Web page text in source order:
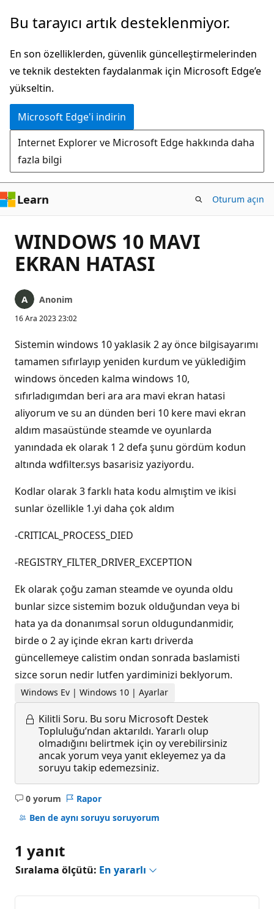
Ana
atla
Bu tarayıcı artık desteklenmiyor.
En son özelliklerden, güvenlik güncelleştirmelerinden
ve teknik destekten faydalanmak için Microsoft Edge’e
yükseltin.
Microsoft Edge'i indirin
Internet Explorer ve Microsoft Edge hakkında daha
fazla bilgi
Learn Oturum açın
WINDOWS 10 MAVI
EKRAN HATASI
Anonim
16 Ara 2023 23:02
Sistemin windows 10 yaklasik 2 ay önce bilgisayarımı
tamamen sıfırlayıp yeniden kurdum ve yüklediğim
windows önceden kalma windows 10,
sıfırladıgımdan beri ara ara mavi ekran hatasi
aliyorum ve su an dünden beri 10 kere mavi ekran
aldım masaüstünde steamde ve oyunlarda
yanındada ek olarak 1 2 defa şunu gördüm kodun
altında wdfilter.sys basarisiz yaziyordu.
Kodlar olarak 3 farklı hata kodu almıştim ve ikisi
sunlar özellikle 1.yi daha çok aldım
-CRITICAL_PROCESS_DIED
-REGISTRY_FILTER_DRIVER_EXCEPTION
Ek olarak çoğu zaman steamde ve oyunda oldu
bunlar sizce sistemim bozuk olduğundan veya bi
hata ya da donanımsal sorun oldugundanmidir,
birde o 2 ay içinde ekran kartı driverda
güncellemeye calistim ondan sonrada baslamisti
sizce sorun nedir lutfen yardiminizi beklyorum.
Windows Ev | Windows 10 | Ayarlar
Kilitli Soru. Bu soru Microsoft Destek
Topluluğu’ndan aktarıldı. Yararlı olup
olmadığını belirtmek için oy verebilirsiniz
ancak yorum veya yanıt ekleyemez ya da
soruyu takip edemezsiniz.
0 yorum
Açıklama
yok
Rapor
Ben de aynı soruyu soruyorum
1 yanıt
Sıralama ölçütü: En yararlı